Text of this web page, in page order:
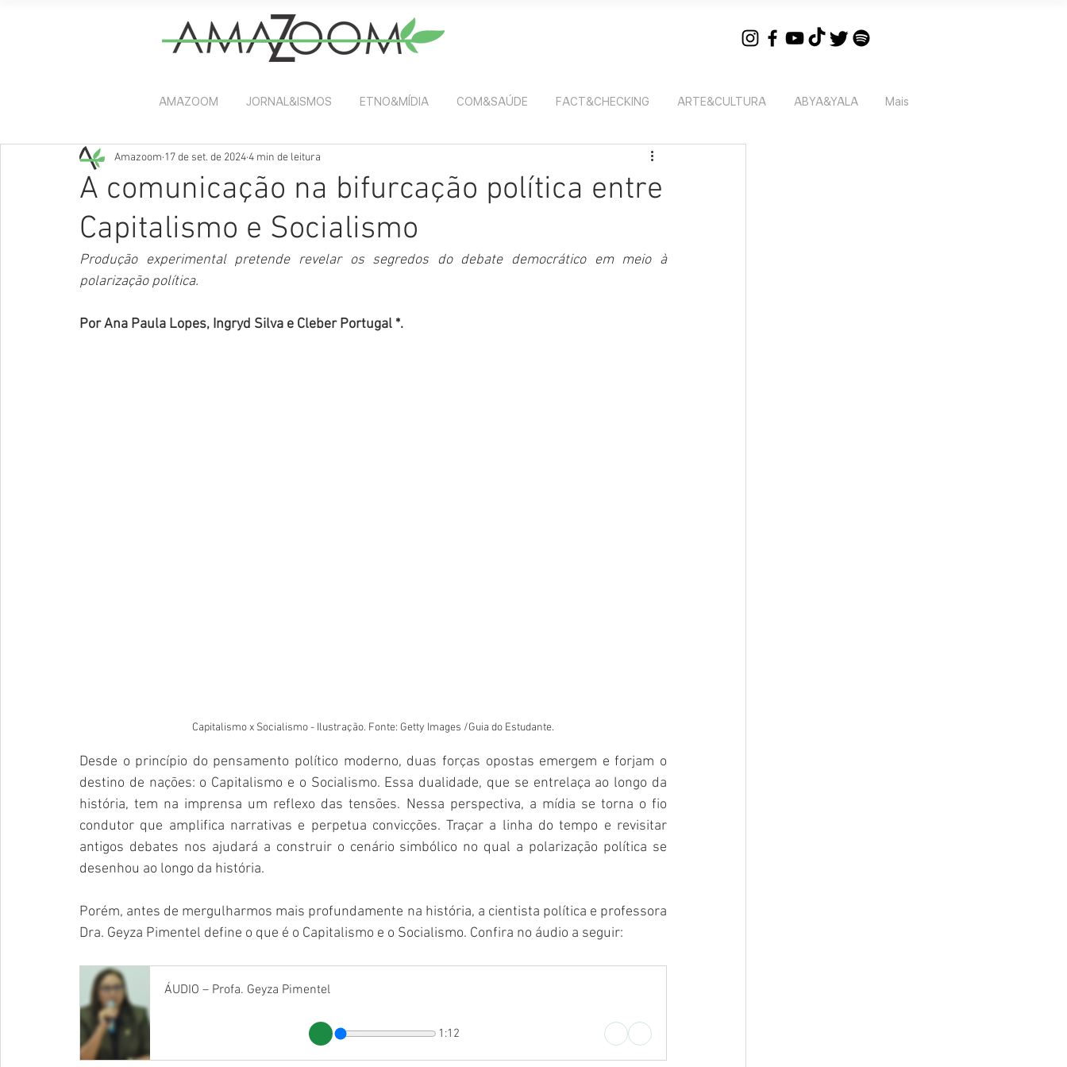
AMAZOOM JORNAL&ISMOS ETNO&MÍDIA COM&SAÚDE FACT&CHECKING ARTE&CULTURA ABYA&YALA Mais
A comunicação na bifurcação política entre
Capitalismo e Socialismo
Amazoom 17 de set. de 20244 min de leitura
Produção experimental pretende revelar os segredos do debate democrático em meio à
polarização política.
Por Ana Paula Lopes, Ingryd Silva e Cleber Portugal *.
Capitalismo x Socialismo - Ilustração. Fonte: Getty Images /Guia do Estudante.
Desde o princípio do pensamento político moderno, duas forças opostas emergem e forjam o
destino de nações: o Capitalismo e o Socialismo. Essa dualidade, que se entrelaça ao longo da
história, tem na imprensa um reflexo das tensões. Nessa perspectiva, a mídia se torna o fio
condutor que amplifica narrativas e perpetua convicções. Traçar a linha do tempo e revisitar
antigos debates nos ajudará a construir o cenário simbólico no qual a polarização política se
desenhou ao longo da história.
Porém, antes de mergulharmos mais profundamente na história, a cientista política e professora
Dra. Geyza Pimentel define o que é o Capitalismo e o Socialismo. Confira no áudio a seguir:
ÁUDIO – Profa. Geyza Pimentel
1:12